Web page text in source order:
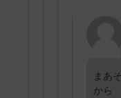
まあ
から